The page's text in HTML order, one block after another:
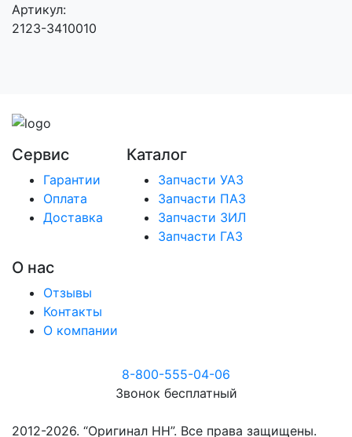
Артикул:
2123-3410010
Сервис
Гарантии
Оплата
Доставка
Каталог
Запчасти УАЗ
Запчасти ПАЗ
Запчасти ЗИЛ
Запчасти ГАЗ
О нас
Отзывы
Контакты
О компании
8-800-555-04-06
Звонок бесплатный
2012-2026. “Оригинал НН”. Все права защищены.